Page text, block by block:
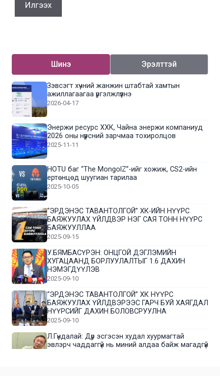
Шинэ Эрэлттэй
Зэвсэгт хүчний жанжин штабтай хамтын
ажиллагаагаа үргэлжлүүлнэ
2026-04-17
Энержи ресурс ХХК, Чайна энержи компаниуд
2026 оны нүүрсний зарчмаа тохиролцов
2025-11-11
HOTU баг “The MongolZ”-ийг хожиж, CS2-ийн
ертөнцөд шуугиан тарилаа
2025-10-05
“ЭРДЭНЭС ТАВАНТОЛГОЙ” ХК-ИЙН НҮҮРС
БАЯЖУУЛАХ ҮЙЛДВЭР НЭГ САЯ ТОНН НҮҮРС
БАЯЖУУЛЛАА
2025-09-15
У.БЯМБАСҮРЭН: ОНЦГОЙ ДЭГЛЭМИЙН
ХУГАЦААНД БОРЛУУЛАЛТЫГ 1.6 ДАХИН
НЭМЭГДҮҮЛЭВ
2025-09-10
“ЭРДЭНЭС ТАВАНТОЛГОЙ” ХК НҮҮРС
БАЯЖУУЛАХ ҮЙЛДВЭРЭЭС ГАРЧ БУЙ ХАЯГДАЛ
НҮҮРСИЙГ ДАХИН БОЛОВСРУУЛНА
2025-09-10
Л.Гүндалай: Дүр эсгэсэн худал хуурмагтай
эвлэрч чаддаггүй нь миний алдаа байж магадгүй